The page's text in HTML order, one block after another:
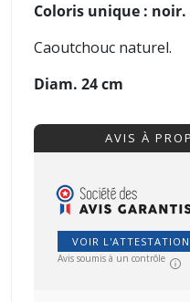
Coloris unique : noir.
Caoutchouc naturel.
Diam. 24 cm
AVIS À
VOIR L'ATTESTATION
Avis soumis à un contrôle